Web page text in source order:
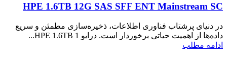
HPE 1.6TB 12G SAS SFF ENT Mainstream SC
در دنیای پرشتاب فناوری اطلاعات، ذخیره‌سازی مطمئن و سریع
داده‌ها از اهمیت حیاتی برخوردار است. درایو HPE 1.6TB 1...
ادامه مطلب